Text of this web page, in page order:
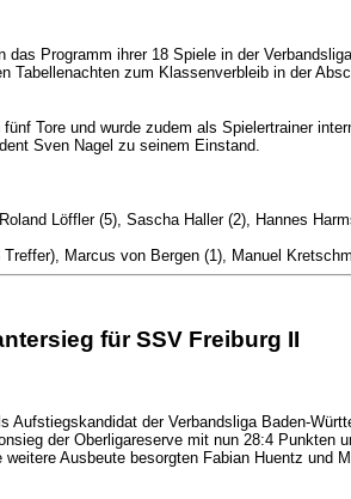
Programm ihrer 18 Spiele in der
zum Klassenverbleib in der
Tore und wurde zudem als Spielertrainer
Sven Nagel zu seinem Einstand.
Löffler (5), Sascha Haller (2), Hannes
Marcus von Bergen (1), Manuel
für SSV Freiburg II
der Verbandsliga Baden-
der Oberligareserve mit nun 28:4
Ausbeute besorgten Fabian Huentz